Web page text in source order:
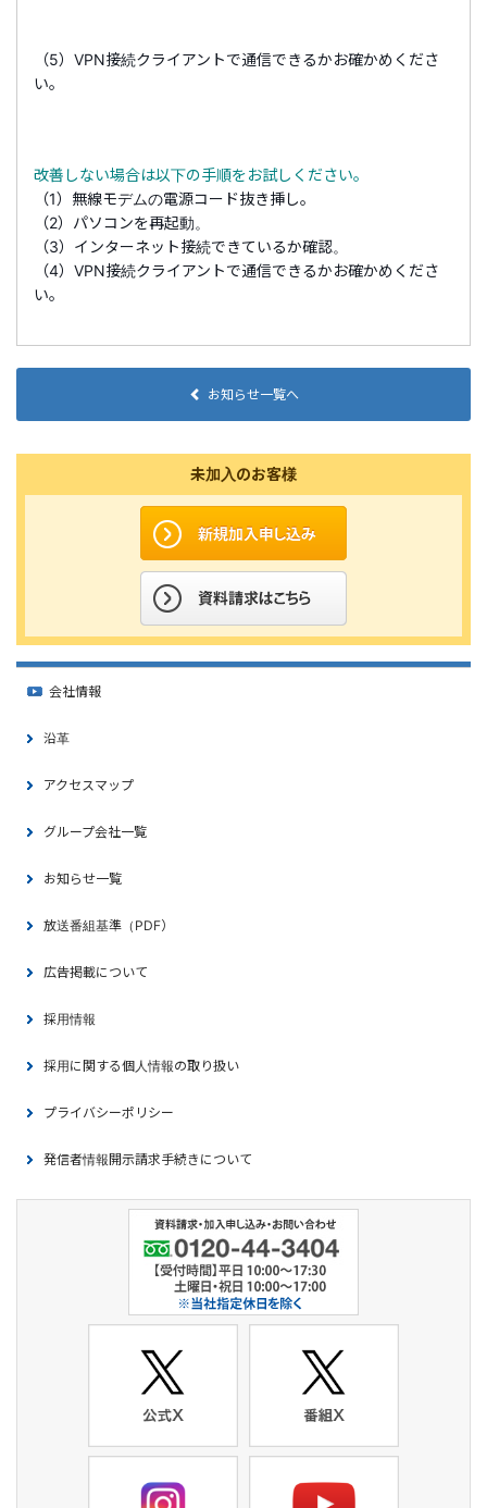
（5）VPN接続クライアントで通信できるかお確かめくださ
い。
改善しない場合は以下の手順をお試しください。
（1）無線モデムの電源コード抜き挿し。
（2）パソコンを再起動。
（3）インターネット接続できているか確認。
（4）VPN接続クライアントで通信できるかお確かめくださ
い。
お知らせ一覧へ
未加入のお客様
会社情報
沿革
アクセスマップ
グループ会社一覧
お知らせ一覧
放送番組基準（PDF）
広告掲載について
採用情報
採用に関する個人情報の取り扱い
プライバシーポリシー
発信者情報開示請求手続きについて